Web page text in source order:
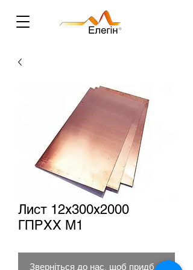
Лист 12х300х2000
ГПРХХ М1
Зверніться до нас, щоб придбати товар